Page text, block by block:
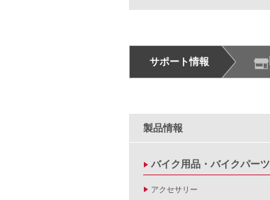
サポート情報
製品情報
バイク用品・バイクパーツ
アクセサリー